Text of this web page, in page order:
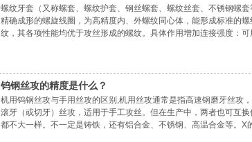
螺纹牙套（又称螺套、螺纹护套、钢丝螺套、螺纹丝套、不锈钢螺
精确成形的螺旋线圈，为高精度内、外螺纹同心体，能形成标准的
纹，其各项性能均优于攻丝形成的螺纹。具体作用增加连接强度：
钨钢丝攻的精度是什么？
机用钨钢丝攻与手用丝攻的区别,机用丝攻通常是指高速钢磨牙丝攻
滚牙（或切牙）丝攻，适用于手工攻丝。但在生产中，两者也可互
都不大一样。不一定是铸铁，还有铝合金、不锈钢、高温合金等。